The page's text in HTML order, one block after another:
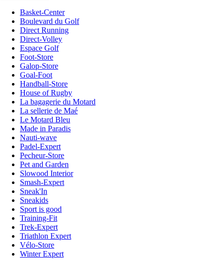
Basket-Center
Boulevard du Golf
Direct Running
Direct-Volley
Espace Golf
Foot-Store
Galop-Store
Goal-Foot
Handball-Store
House of Rugby
La bagagerie du Motard
La sellerie de Maé
Le Motard Bleu
Made in Paradis
Nauti-wave
Padel-Expert
Pecheur-Store
Pet and Garden
Slowood Interior
Smash-Expert
Sneak'In
Sneakids
Sport is good
Training-Fit
Trek-Expert
Triathlon Expert
Vélo-Store
Winter Expert